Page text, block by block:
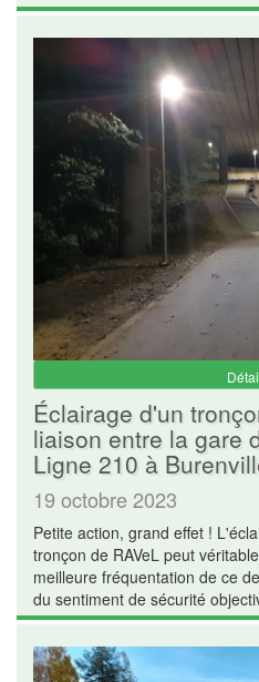
Éclairage d'un
liaison entre la gare
Ligne 210 à
19 octobre 2023
Petite action, grand effet !
tronçon de RAVeL peut
meilleure fréquentation de ce
du sentiment de sécurité